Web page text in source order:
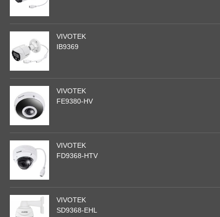
VIVOTEK
IB9369
VIVOTEK
FE9380-HV
VIVOTEK
FD9368-HTV
VIVOTEK
SD9368-EHL